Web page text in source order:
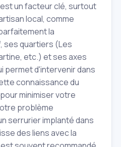
est un facteur clé, surtout
local, comme
la
ses quartiers (Les
etc.) et ses axes
permet d'intervenir dans
connaissance du
minimiser votre
problème
serrurier implanté dans
des liens avec la